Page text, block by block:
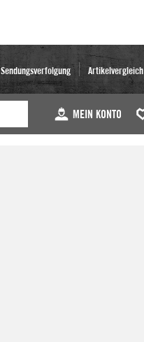
Sendungsverfolgung Artikelvergleich
MEIN KONTO